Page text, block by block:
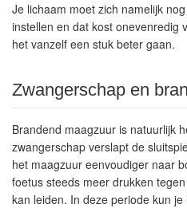
Je lichaam moet zich namelijk
instellen en dat kost onevenredig
het vanzelf een stuk beter gaan.
Zwangerschap en
Brandend maagzuur is natuurlijk
zwangerschap verslapt de
het maagzuur eenvoudiger naar
foetus steeds meer drukken
kan leiden. In deze periode kun